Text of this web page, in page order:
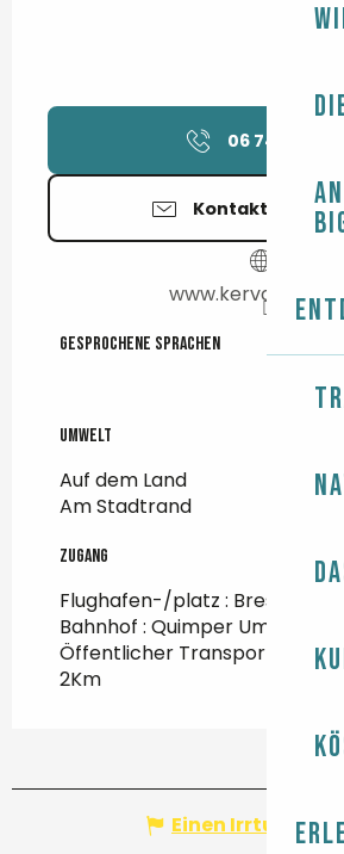
06 74 31 21
Kontaktieren
Gesprochene Sprachen
Gesprochene Sprachen
Umwelt
Umwelt
Auf dem Land
Am Stadtrand
Zugang
Zugang
Flughafen-/platz : Brest Um
Bahnhof : Quimper Um 21Km
Öffentlicher Transport : Gare
2Km
Einen Irrtum